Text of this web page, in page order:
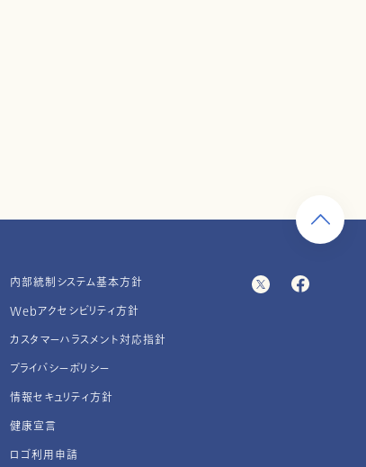
内部統制システム基本方針
Webアクセシビリティ方針
カスタマーハラスメント対応指針
プライバシーポリシー
情報セキュリティ方針
健康宣言
ロゴ利用申請